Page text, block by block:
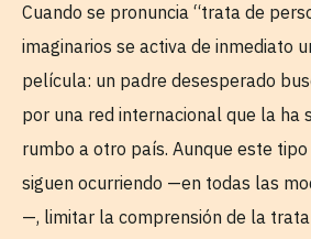
Cuando se pronuncia “trata de
imaginarios se activa de inmediato
película: un padre desesperado
por una red internacional que la ha
rumbo a otro país. Aunque este
siguen ocurriendo —en todas las
—, limitar la comprensión de la